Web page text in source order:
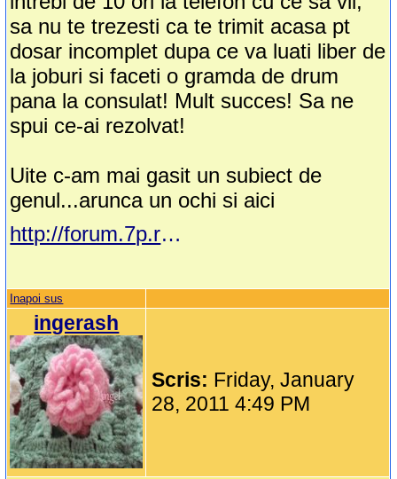
sa nu te trezesti ca te trimit acasa pt
dosar incomplet dupa ce va luati liber de
la joburi si faceti o gramda de drum
pana la consulat! Mult succes! Sa ne
spui ce-ai rezolvat!
Uite c-am mai gasit un subiect de
genul...arunca un ochi si aici
http://forum.7p.ro/buletin.aspx?g=posts&t=4339&p=1
Inapoi sus
ingerash
Scris: Friday, January
28, 2011 4:49 PM